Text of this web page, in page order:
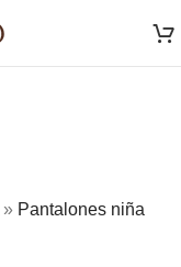
» Pantalones niña